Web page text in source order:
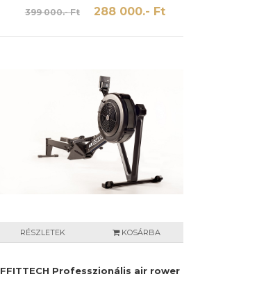
399 000.- Ft 288 000.- Ft
RÉSZLETEK KOSÁRBA
FFITTECH Professzionális air rower